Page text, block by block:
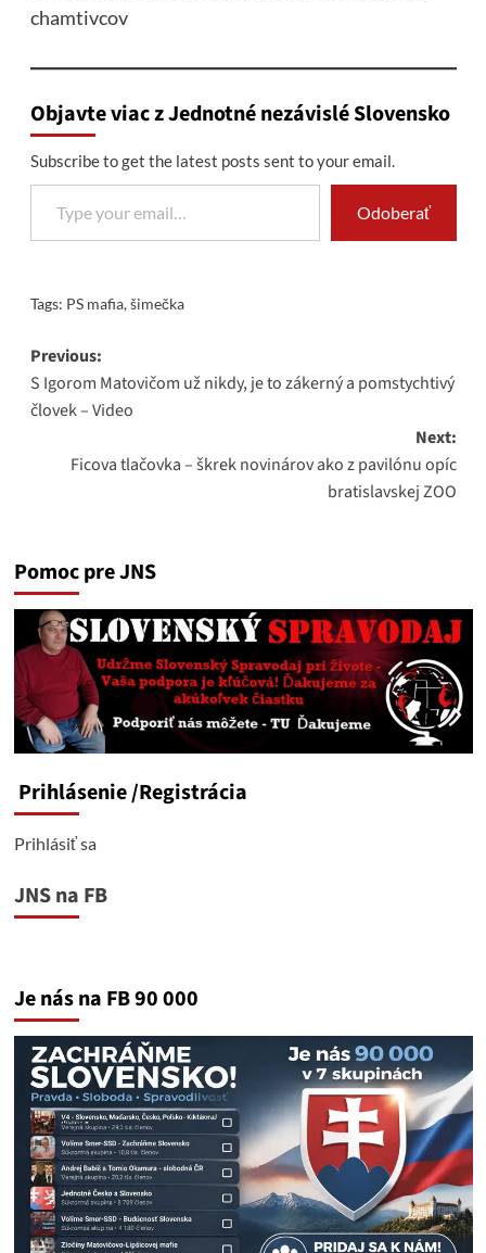
chamtivcov
Objavte viac z Jednotné nezávislé Slovensko
Subscribe to get the latest posts sent to your email.
Type your email…
Odoberať
Tags: PS mafia,šimečka
Post
navigation
Previous:
S Igorom Matovičom už nikdy, je to zákerný a pomstychtivý
človek – Video
Next:
Ficova tlačovka – škrek novinárov ako z pavilónu opíc
bratislavskej ZOO
Pomoc pre JNS
Prihlásenie/Registrácia
Prihlásiť sa
JNS na FB
Je nás na FB 90 000